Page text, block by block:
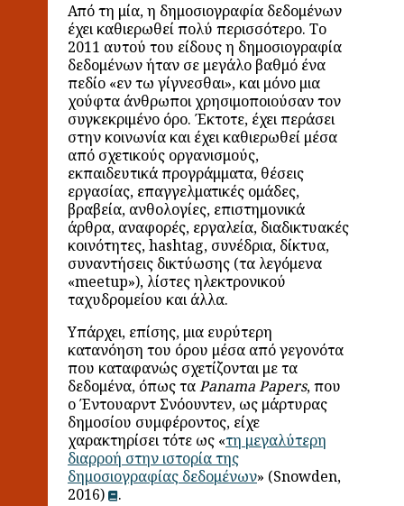
Από τη μία, η δημοσιογραφία δεδομένων
έχει καθιερωθεί πολύ περισσότερο. Το
2011 αυτού του είδους η δημοσιογραφία
δεδομένων ήταν σε μεγάλο βαθμό ένα
πεδίο «εν τω γίγνεσθαι», και μόνο μια
χούφτα άνθρωποι χρησιμοποιούσαν τον
συγκεκριμένο όρο. Έκτοτε, έχει περάσει
στην κοινωνία και έχει καθιερωθεί μέσα
από σχετικούς οργανισμούς,
εκπαιδευτικά προγράμματα, θέσεις
εργασίας, επαγγελματικές ομάδες,
βραβεία, ανθολογίες, επιστημονικά
άρθρα, αναφορές, εργαλεία, διαδικτυακές
κοινότητες, hashtag, συνέδρια, δίκτυα,
συναντήσεις δικτύωσης (τα λεγόμενα
«meetup»), λίστες ηλεκτρονικού
ταχυδρομείου και άλλα.
Υπάρχει, επίσης, μια ευρύτερη
κατανόηση του όρου μέσα από γεγονότα
που καταφανώς σχετίζονται με τα
δεδομένα, όπως ταPanamaPapers, που
ο Έντουαρντ Σνόουντεν, ως μάρτυρας
δημοσίου συμφέροντος, είχε
χαρακτηρίσει τότε ως «τη μεγαλύτερη
διαρροή στην ιστορία της
δημοσιογραφίας δεδομένων» (Snowden,
2016)
.